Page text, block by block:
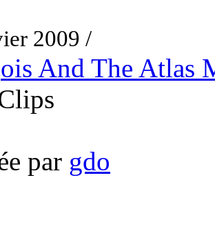
2009 /
And The Atlas
par gdo